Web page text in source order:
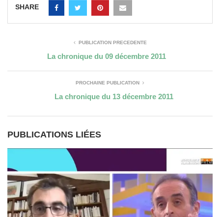
SHARE
PUBLICATION PRÉCÉDENTE
La chronique du 09 décembre 2011
PROCHAINE PUBLICATION
La chronique du 13 décembre 2011
PUBLICATIONS LIÉES